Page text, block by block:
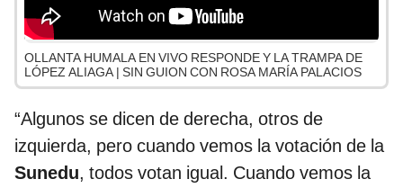
OLLANTA HUMALA EN VIVO RESPONDE Y LA TRAMPA DE
LÓPEZ ALIAGA | SIN GUION CON ROSA MARÍA PALACIOS
“Algunos se dicen de derecha, otros de
izquierda, pero cuando vemos la votación de la
Sunedu, todos votan igual. Cuando vemos la